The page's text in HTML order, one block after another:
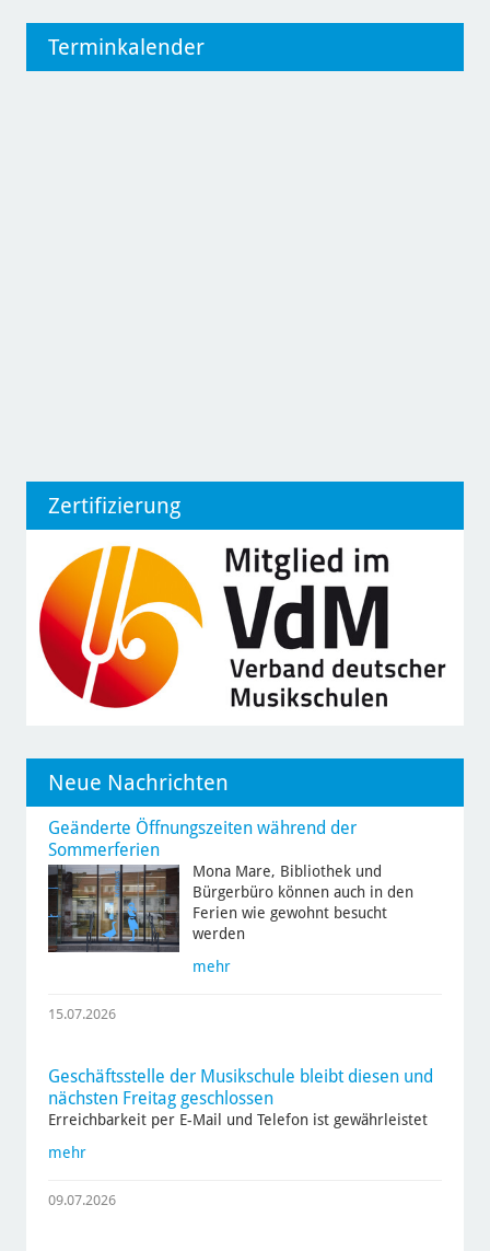
Terminkalender
Zertifizierung
Neue Nachrichten
Geänderte Öffnungszeiten während der
Sommerferien
Mona Mare, Bibliothek und
Bürgerbüro können auch in den
Ferien wie gewohnt besucht
werden
mehr
15.07.2026
Geschäftsstelle der Musikschule bleibt diesen und
nächsten Freitag geschlossen
Erreichbarkeit per E-Mail und Telefon ist gewährleistet
mehr
09.07.2026